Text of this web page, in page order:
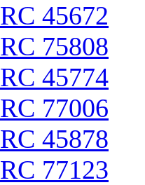
RC 45672
RC 75808
RC 45774
RC 77006
RC 45878
RC 77123